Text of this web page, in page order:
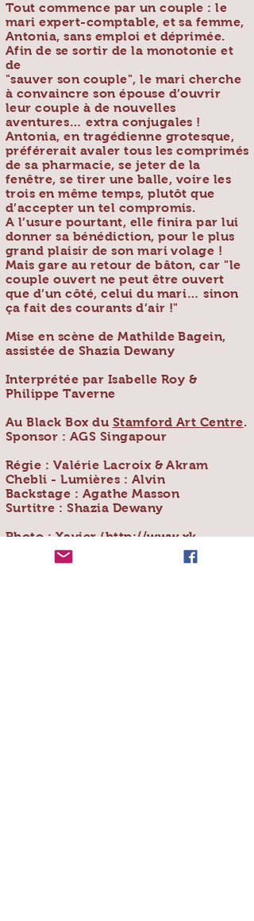
Tout commence par un couple : le
mari expert-comptable, et sa femme,
Antonia, sans emploi et déprimée.
Afin de se sortir de la monotonie et
de
"sauver son couple", le mari cherche
à convaincre son épouse d’ouvrir
leur couple à de nouvelles
aventures… extra conjugales !
Antonia, en tragédienne grotesque,
préférerait avaler tous les comprimés
de sa pharmacie, se jeter de la
fenêtre, se tirer une balle, voire les
trois en même temps, plutôt que
d’accepter un tel compromis.
A l’usure pourtant, elle finira par lui
donner sa bénédiction, pour le plus
grand plaisir de son mari volage !
Mais gare au retour de bâton, car "le
couple ouvert ne peut être ouvert
que d’un côté, celui du mari… sinon
ça fait des courants d’air !"
Mise en scène de Mathilde Bagein,
assistée de Shazia Dewany
Interprétée par Isabelle Roy &
Philippe Taverne
Au Black Box du Stamford Art Centre.
Sponsor : AGS Singapour
Régie : Valérie Lacroix & Akram
Chebli - Lumières : Alvin
Backstage : Agathe Masson
Surtitre : Shazia Dewany
Photo : Xavier (http://www.xk-
photo.com/)